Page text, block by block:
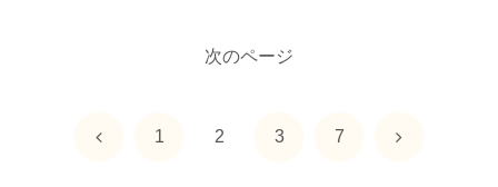
次のページ
前 1 2 3 7 次